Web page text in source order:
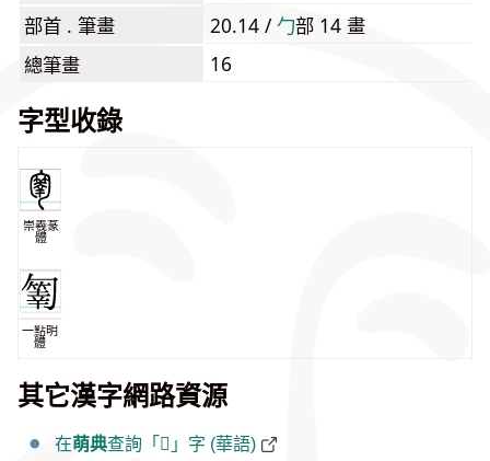
部首 . 筆畫
20.14 /⼓部 14 畫
總筆畫
16
字型收錄
崇羲篆
體
一點明
體
其它漢字網路資源
在萌典查詢「𠤄」字 (華語)